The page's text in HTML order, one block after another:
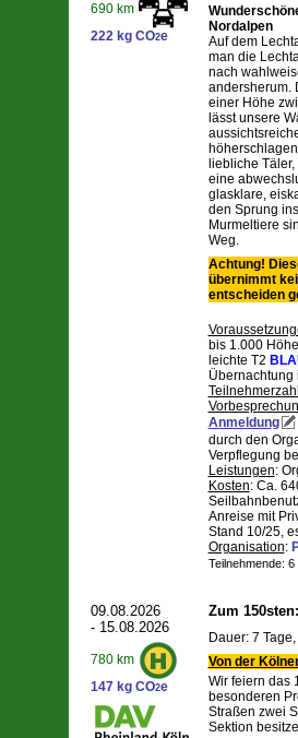
690 km
222 kg CO2e
Nordalpen
Auf dem
man die
nach
andersherum.
einer Höhe
lässt unsere
liebliche
eine
glasklare,
den Sprung
Murmeltiere
Weg.
Achtung!
übernimmt
entscheiden
bis 1.000
leichte T2
Übernachtung
Anmeldung
durch den
Verpflegung
Leistungen:
Kosten: Ca.
Anreise mit
Stand 10/25,
Organisation:
Teilnehmende:
09.08.2026
- 15.08.2026
780 km
147 kg CO2e
Zum
Dauer: 7
Von der
Wir feiern das
besonderen
Straßen zwei
Sektion